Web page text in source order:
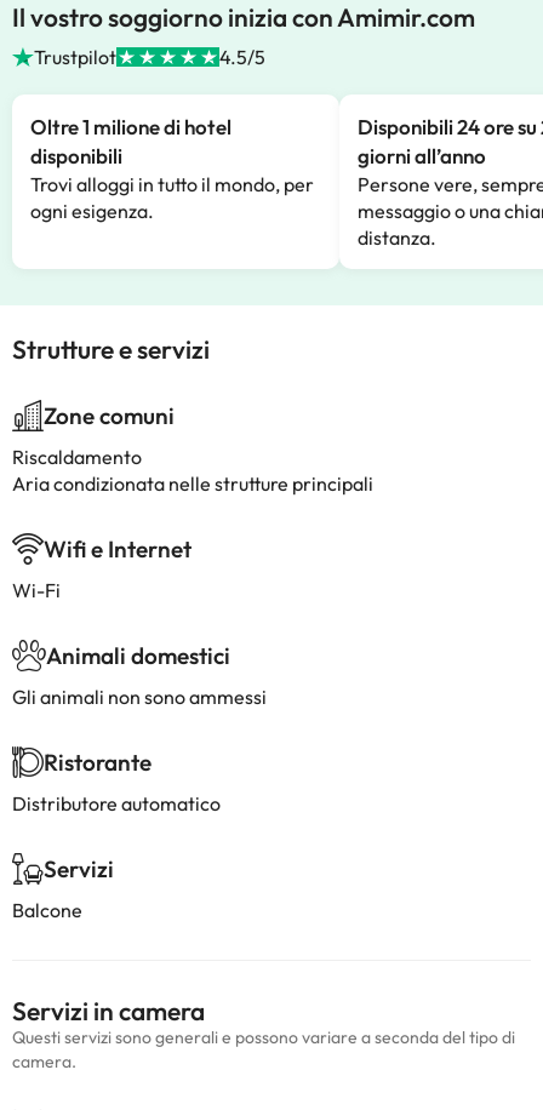
Il vostro soggiorno inizia con Amimir.com
Trustpilot 4.5/5
Oltre 1 milione di hotel
disponibili
Trovi alloggi in tutto il mondo, per
ogni esigenza.
Disponibili 24 ore su
giorni all’anno
Persone vere,
messaggio o una
distanza.
Strutture e servizi
Zone comuni
Riscaldamento
Aria condizionata nelle strutture principali
Wifi e Internet
Wi-Fi
Animali domestici
Gli animali non sono ammessi
Ristorante
Distributore automatico
Servizi
Balcone
Servizi in camera
Questi servizi sono generali e possono variare a seconda del tipo di
camera.